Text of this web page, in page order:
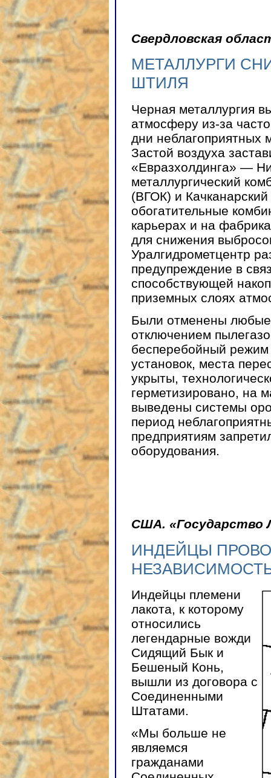
Свердловская
МЕТАЛЛУРГИ
ШТИЛЯ
Черная металлургия
атмосферу из-за
дни неблагоприятных
Застой воздуха
«Евразхолдинга» —
металлургический
(ВГОК) и
обогатительные
карьерах и на
для снижения
Уралгидрометцентр
предупреждение в
способствующей
приземных слоях
Были отменены
отключением
бесперебойный
установок, места
укрыты,
герметизировано, на
выведены системы
период
предприятиям
оборудования.
США. «Государство
ИНДЕЙЦЫ
Индейцы племени
лакота, к которому
относились
легендарные вожди
Сидящий Бык и
Бешеный Конь,
вышли из договора с
Соединенными
Штатами.
«Мы больше не
являемся
гражданами